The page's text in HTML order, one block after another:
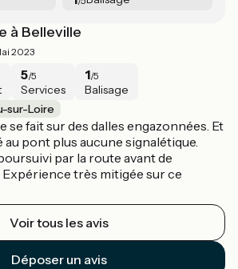
à Belleville
2023
5/5
Services
1/5
Balisage
sur-Loire
se fait sur des dalles engazonnées. Et
au pont plus aucune signalétique.
par la route avant de
Expérience très mitigée sur ce
Voir tous les avis
Déposer un avis